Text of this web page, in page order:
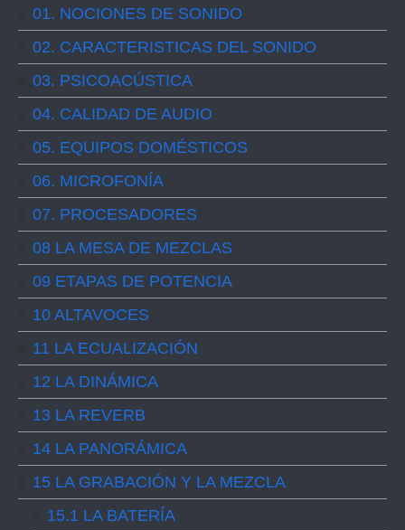
01. NOCIONES DE SONIDO
02. CARACTERISTICAS DEL SONIDO
03. PSICOACÚSTICA
04. CALIDAD DE AUDIO
05. EQUIPOS DOMÉSTICOS
06. MICROFONÍA
07. PROCESADORES
08 LA MESA DE MEZCLAS
09 ETAPAS DE POTENCIA
10 ALTAVOCES
11 LA ECUALIZACIÓN
12 LA DINÁMICA
13 LA REVERB
14 LA PANORÁMICA
15 LA GRABACIÓN Y LA MEZCLA
15.1 LA BATERÍA